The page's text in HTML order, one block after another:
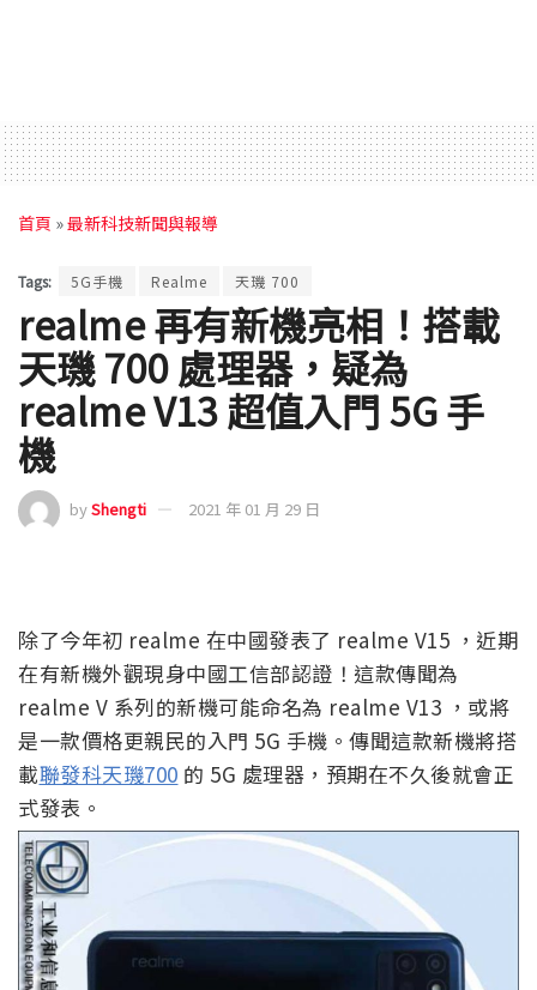
首頁 »最新科技新聞與報導
Tags: 5G手機 Realme 天璣 700
realme 再有新機亮相！搭載
天璣 700 處理器，疑為
realme V13 超值入門 5G 手
機
byShengti 2021 年 01 月 29 日
除了今年初 realme 在中國發表了 realme V15 ，近期
在有新機外觀現身中國工信部認證！這款傳聞為
realme V 系列的新機可能命名為 realme V13 ，或將
是一款價格更親民的入門 5G 手機。傳聞這款新機將搭
載聯發科天璣700 的 5G 處理器，預期在不久後就會正
式發表。